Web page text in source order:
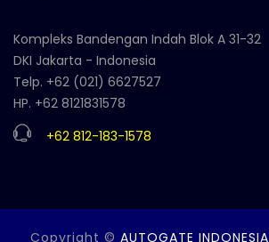
Kompleks Bandengan Indah Blok A 31-32
DKI Jakarta - Indonesia
Telp. +62 (021) 6627527
HP. +62 8121831578
+62 812-183-1578
Copyright © AUTOGATE INDONESIA